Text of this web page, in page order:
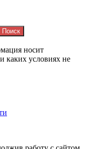
носит
каких условиях не